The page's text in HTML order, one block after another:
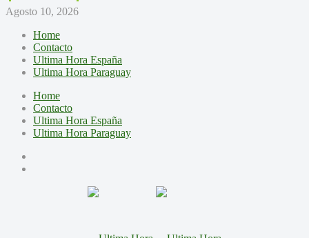
Agosto 10, 2026
Home
Contacto
Ultima Hora España
Ultima Hora Paraguay
Home
Contacto
Ultima Hora España
Ultima Hora Paraguay